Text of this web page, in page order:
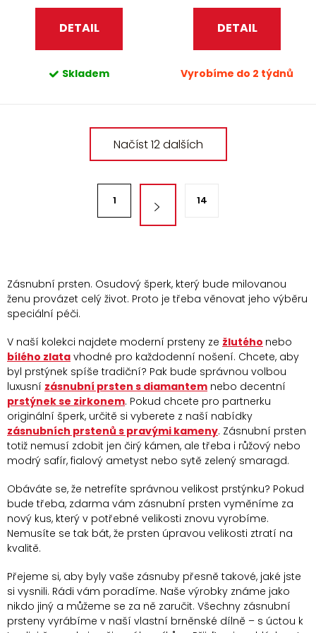
DETAIL
Skladem
DETAIL
Vyrobíme do 2 týdnů
r
v
k
y
v
ý
p
i
s
u
Načíst 12 dalších
k
o
v
á
n
í
1 14
Zásnubní prsten. Osudový šperk, který bude milovanou
ženu provázet celý život. Proto je třeba věnovat jeho výběru
speciální péči.
V naší kolekci najdete moderní prsteny ze žlutého nebo
bílého zlata vhodné pro každodenní nošení. Chcete, aby
byl prstýnek spíše tradiční? Pak bude správnou volbou
luxusní zásnubní prsten s diamantem nebo decentní
prstýnek se zirkonem. Pokud chcete pro partnerku
originální šperk, určitě si vyberete z naší nabídky
zásnubních prstenů s pravými kameny. Zásnubní prsten
totiž nemusí zdobit jen čirý kámen, ale třeba i růžový nebo
modrý safír, fialový ametyst nebo sytě zelený smaragd.
Obáváte se, že netrefíte správnou velikost prstýnku? Pokud
bude třeba, zdarma vám zásnubní prsten vyměníme za
nový kus, který v potřebné velikosti znovu vyrobíme.
Nemusíte se tak bát, že prsten úpravou velikosti ztratí na
kvalitě.
Přejeme si, aby byly vaše zásnuby přesně takové, jaké jste
si vysnili. Rádi vám poradíme. Naše výrobky známe jako
nikdo jiný a můžeme se za ně zaručit. Všechny zásnubní
prsteny vyrábíme v naší vlastní brněnské dílně – s úctou k